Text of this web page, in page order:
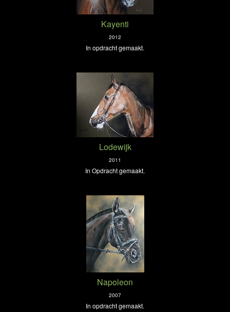
Kayenti
2012
In opdracht gemaakt.
Lodewijk
2011
In Opdracht gemaakt.
Napoleon
2007
In opdracht gemaakt.